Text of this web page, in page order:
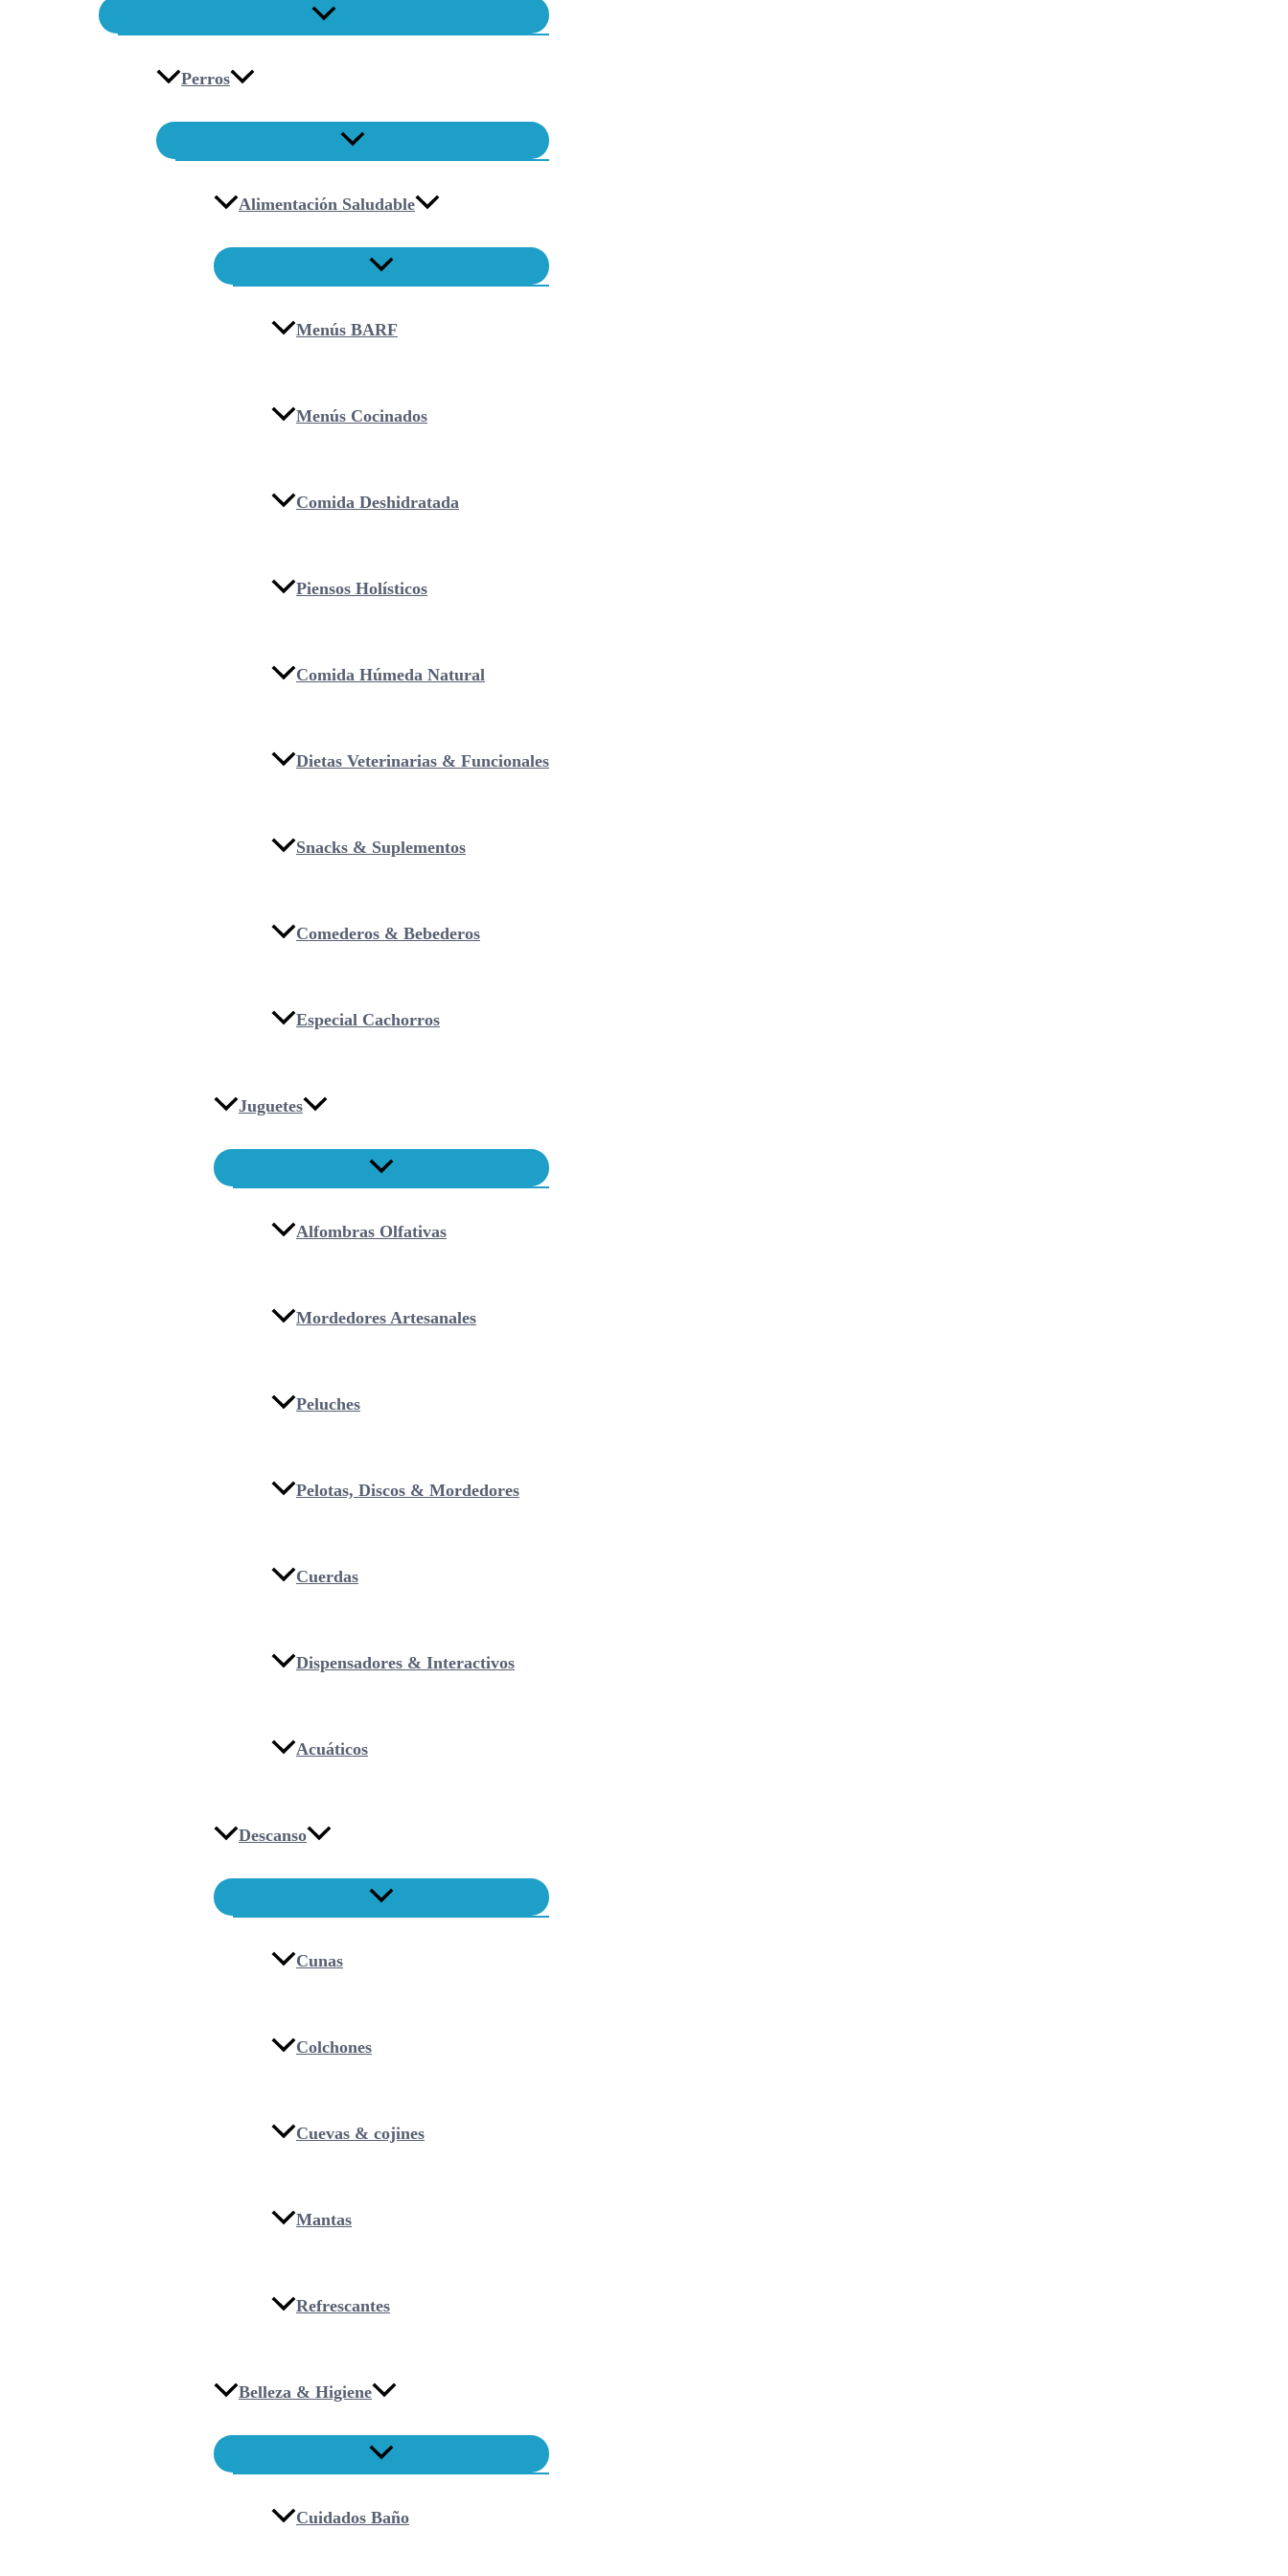
Perros
Alimentación Saludable
Menús BARF
Menús Cocinados
Comida Deshidratada
Piensos Holísticos
Comida Húmeda Natural
Dietas Veterinarias & Funcionales
Snacks & Suplementos
Comederos & Bebederos
Especial Cachorros
Juguetes
Alfombras Olfativas
Mordedores Artesanales
Peluches
Pelotas, Discos & Mordedores
Cuerdas
Dispensadores & Interactivos
Acuáticos
Descanso
Cunas
Colchones
Cuevas & cojines
Mantas
Refrescantes
Belleza & Higiene
Cuidados Baño